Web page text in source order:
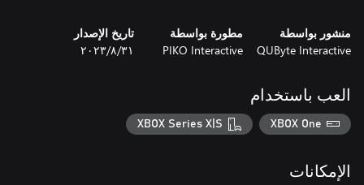
منشور بواسطة
QUByte Interactive
مطورة بواسطة
PIKO Interactive
تاريخ الإصدار
٣١‏/٨‏/٢٠٢٣
العب باستخدام
XBOX One
XBOX Series X|S
الإمكانات